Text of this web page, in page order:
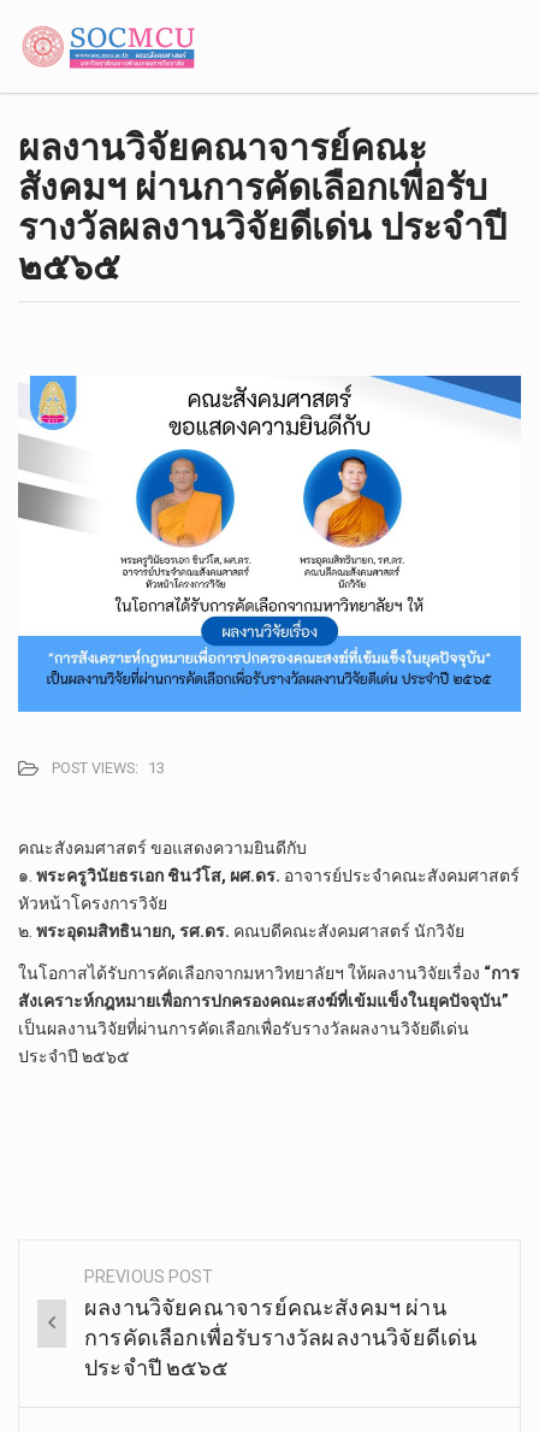
ผลงานวิจัยคณาจารย์คณะ
สังคมฯ ผ่านการคัดเลือกเพื่อรับ
รางวัลผลงานวิจัยดีเด่น ประจำปี
๒๕๖๕
POST VIEWS: 13
คณะสังคม​ศาสตร์​ ขอ​แสดง​ความยินดี​กับ​
๑. พระครู​วินัยธร​เอก​ ชิ​นว​ํ​โส, ผศ.ดร.​ อาจารย์​ประจำ​คณะสังคม​ศาสตร์​
หัวหน้า​โครงการ​วิจัย
๒. พระ​อุดม​สิทธิ​นายก, รศ.ดร.​ คณบดี​คณะ​สังคม​ศาสตร์​ นักวิจัย
ในโอกาส​ได้รับ​การคัดเลือก​จากมหาวิทยาลัย​ฯ​ ให้ผลงานวิจัย​เรื่อง​ “การ
สังเคราะห์​กฎหมาย​เพื่อ​การปกครอง​คณะสงฆ์​ที่​เข้มแข็ง​ใน​ยุค​ปัจจุบัน​”
เป็น​ผลงานวิจัย​ที่​ผ่าน​การ​คัดเลือก​เพื่อ​รับรางวัล​ผลงานวิจัย​ดีเด่น​
ประจำปี​ ๒๕​๖​๕
Post
navigation
PREVIOUS POST
ผลงานวิจัยคณาจารย์คณะสังคมฯ ผ่าน
การคัดเลือกเพื่อรับรางวัลผลงานวิจัยดีเด่น
ประจำปี ๒๕๖๕